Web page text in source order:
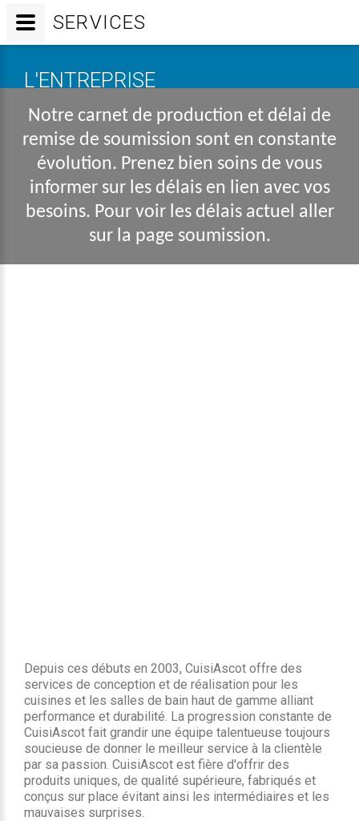
L'ENTREPRISE
Notre carnet de production et délai de
remise de soumission sont en constante
évolution. Prenez bien soins de vous
informer sur les délais en lien avec vos
besoins. Pour voir les délais actuel aller
sur la page soumission.
Depuis ces débuts en 2003, CuisiAscot offre des
services de conception et de réalisation pour les
cuisines et les salles de bain haut de gamme alliant
performance et durabilité. La progression constante de
CuisiAscot fait grandir une équipe talentueuse toujours
soucieuse de donner le meilleur service à la clientèle
par sa passion. CuisiAscot est fière d'offrir des
produits uniques, de qualité supérieure, fabriqués et
conçus sur place évitant ainsi les intermédiaires et les
mauvaises surprises.
SERVICES